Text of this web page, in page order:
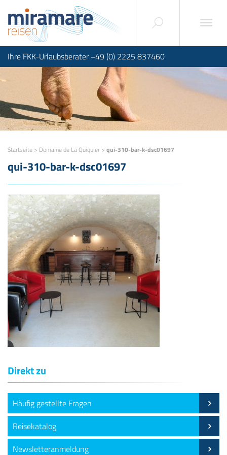
Ihre FKK-Urlaubsberater +49 (0) 2225 837460
Startseite > Domaine de La Quiquier > qui-310-bar-k-dsc01697
qui-310-bar-k-dsc01697
Direkt zu
Häufig gestellte Fragen
Reisekatalog
Newsletteranmeldung